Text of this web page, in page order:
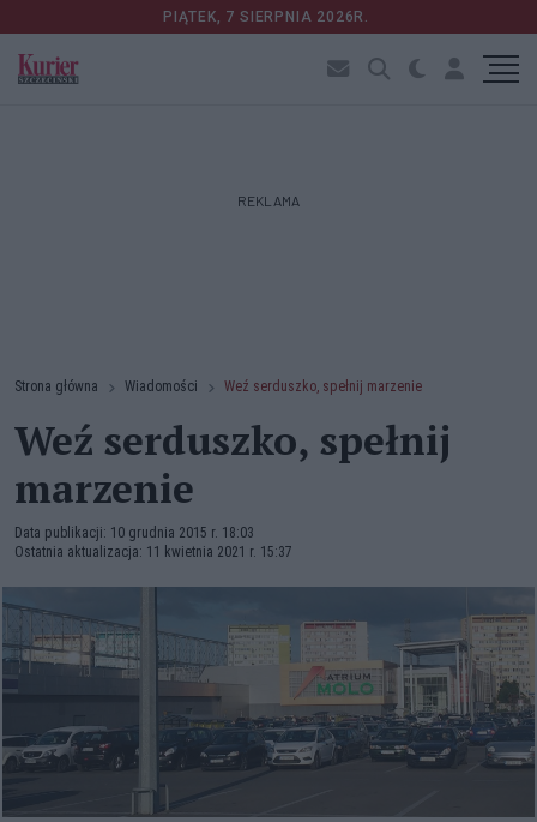
PIĄTEK, 7 SIERPNIA 2026R.
REKLAMA
Strona główna Wiadomości Weź serduszko, spełnij marzenie
Weź serduszko, spełnij
marzenie
Data publikacji: 10 grudnia 2015 r. 18:03
Ostatnia aktualizacja: 11 kwietnia 2021 r. 15:37